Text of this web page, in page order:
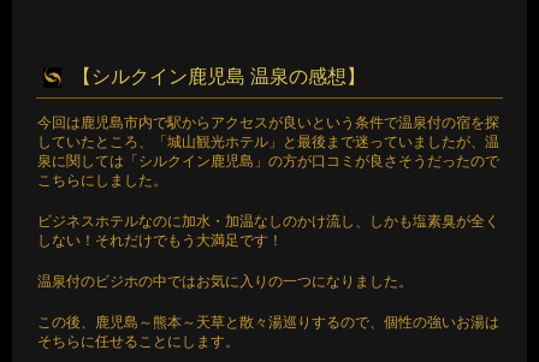
【シルクイン鹿児島 温泉の感想】
今回は鹿児島市内で駅からアクセスが良いという条件で温泉付の宿を探
していたところ、「城山観光ホテル」と最後まで迷っていましたが、温
泉に関しては「シルクイン鹿児島」の方が口コミが良さそうだったので
こちらにしました。
ビジネスホテルなのに加水・加温なしのかけ流し、しかも塩素臭が全く
しない！それだけでもう大満足です！
温泉付のビジホの中ではお気に入りの一つになりました。
この後、鹿児島～熊本～天草と散々湯巡りするので、個性の強いお湯は
そちらに任せることにします。